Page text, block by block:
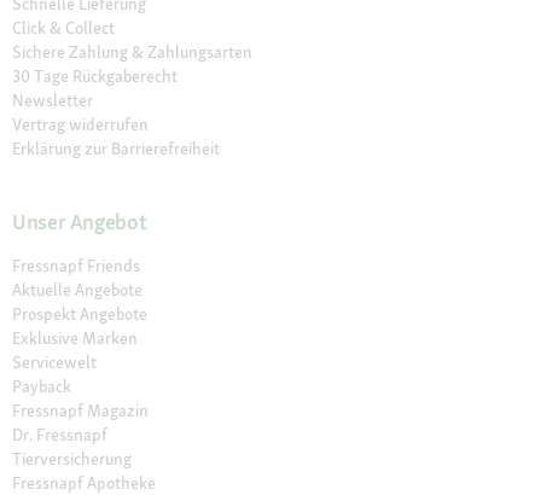
Click & Collect
Sichere Zahlung & Zahlungsarten
30 Tage Rückgaberecht
Newsletter
Vertrag widerrufen
Erklärung zur Barrierefreiheit
Unser Angebot
Fressnapf Friends
Aktuelle Angebote
Prospekt Angebote
Exklusive Marken
Servicewelt
Payback
Fressnapf Magazin
Dr. Fressnapf
Tierversicherung
Fressnapf Apotheke